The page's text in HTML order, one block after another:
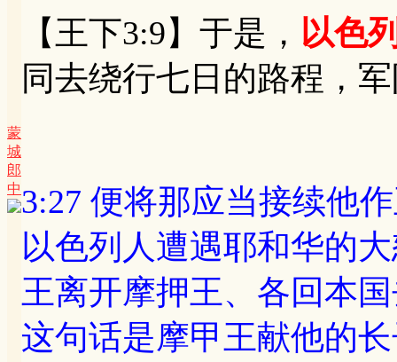
蒙
城
郎
中
【王下3:9】于是， 以色
同去绕行七日的路程，
3:27 便将那应当接续他
以色列人遭遇耶和华的
王离开摩押王、各回本
这句话是摩甲王献他的